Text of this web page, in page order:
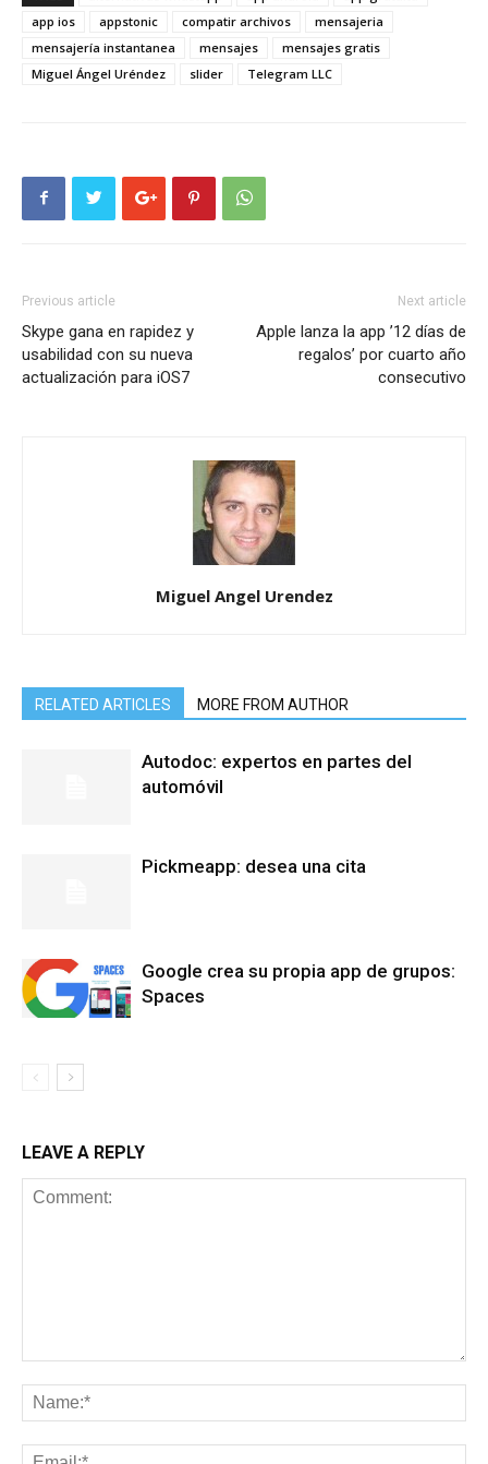
app ios
appstonic compatir archivos
mensajeria
mensajería instantanea
mensajes
mensajes gratis
Miguel Ángel Uréndez
slider Telegram LLC
Previous article
Skype gana en rapidez y
usabilidad con su nueva
actualización para iOS7
Next article
Apple lanza la app ’12 días de
regalos’ por cuarto año
consecutivo
Miguel Angel Urendez
RELATED ARTICLES MORE FROM AUTHOR
Autodoc: expertos en partes del
automóvil
Pickmeapp: desea una cita
Google crea su propia app de grupos:
Spaces
LEAVE A REPLY